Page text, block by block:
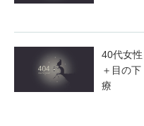
40代女
＋目の
療